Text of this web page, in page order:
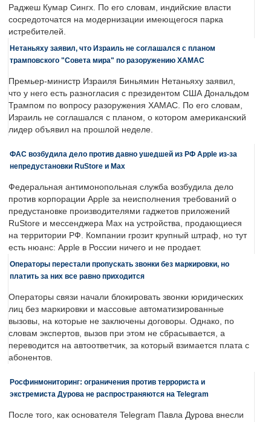
Раджеш Кумар Сингх. По его словам, индийские власти
сосредоточатся на модернизации имеющегося парка
истребителей.
Нетаньяху заявил, что Израиль не соглашался с планом
трамповского "Совета мира" по разоружению ХАМАС
Премьер-министр Израиля Биньямин Нетаньяху заявил,
что у него есть разногласия с президентом США Дональдом
Трампом по вопросу разоружения ХАМАС. По его словам,
Израиль не соглашался с планом, о котором американский
лидер объявил на прошлой неделе.
ФАС возбудила дело против давно ушедшей из РФ Apple из-за
непредустановки RuStore и Max
Федеральная антимонопольная служба возбудила дело
против корпорации Apple за неисполнения требований о
предустановке производителями гаджетов приложений
RuStore и мессенджера Max на устройства, продающиеся
на территории РФ. Компании грозит крупный штраф, но тут
есть нюанс: Apple в России ничего и не продает.
Операторы перестали пропускать звонки без маркировки, но
платить за них все равно приходится
Операторы связи начали блокировать звонки юридических
лиц без маркировки и массовые автоматизированные
вызовы, на которые не заключены договоры. Однако, по
словам экспертов, вызов при этом не сбрасывается, а
переводится на автоответчик, за который взимается плата с
абонентов.
Росфинмониторинг: ограничения против террориста и
экстремиста Дурова не распространяются на Telegram
После того, как основателя Telegram Павла Дурова внесли